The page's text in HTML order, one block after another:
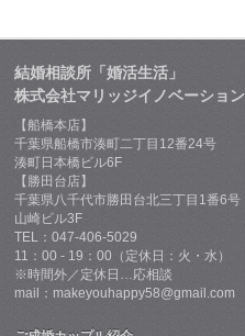
結婚相談所「婚活生活」
株式会社マリッジイノベーション
【船橋本店】
千葉県船橋市湊町二丁目12番24号
湊町日本橋ビル6F
【勝田台店】
千葉県八千代市勝田台北三丁目1番6号
山崎ビル3F
TEL：047-406-5029
11：00 - 19：00（定休日：火・水）
※時間外／定休日…応相談
mail：makeyouhappy58@gmail.com